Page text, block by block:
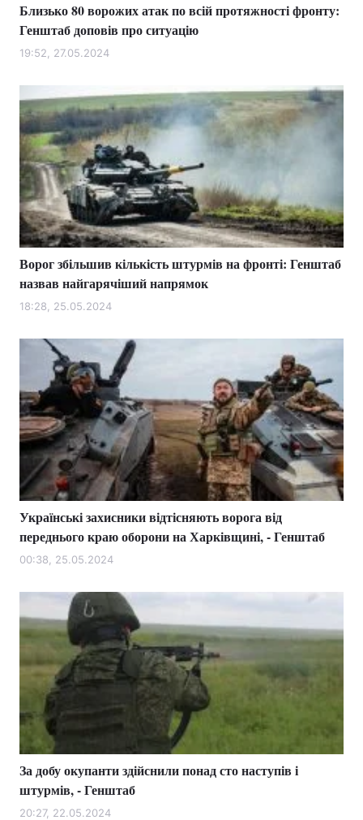
Близько 80 ворожих атак по всій протяжності фронту:
Генштаб доповів про ситуацію
19:52, 27.05.2024
Ворог збільшив кількість штурмів на фронті: Генштаб
назвав найгарячіший напрямок
18:28, 25.05.2024
Українські захисники відтісняють ворога від
переднього краю оборони на Харківщині, - Генштаб
00:38, 25.05.2024
За добу окупанти здійснили понад сто наступів і
штурмів, - Генштаб
20:27, 22.05.2024